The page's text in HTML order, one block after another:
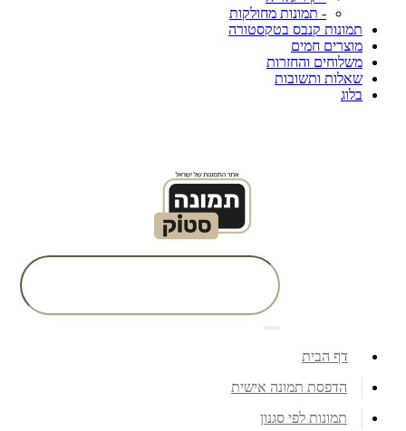
- תמונות מחולקות
תמונות קנבס בטקסטורה
מוצרים חמים
משלוחים והחזרות
שאלות ותשובות
בלוג
דף הבית
הדפסת תמונה אישית
תמונות לפי סגנון